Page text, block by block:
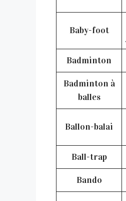
Baby-foot
Badminton
Badminton à
balles
Ballon-balai
Ball-trap
Bando